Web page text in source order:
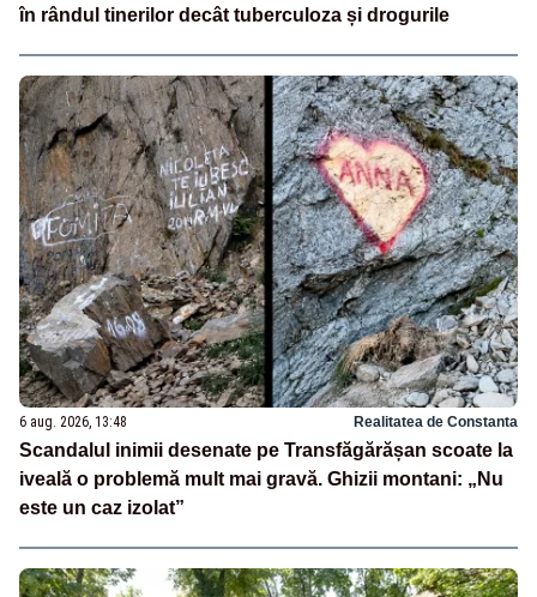
în rândul tinerilor decât tuberculoza și drogurile
6 aug. 2026, 13:48 Realitatea de Constanta
Scandalul inimii desenate pe Transfăgărășan scoate la
iveală o problemă mult mai gravă. Ghizii montani: „Nu
este un caz izolat”